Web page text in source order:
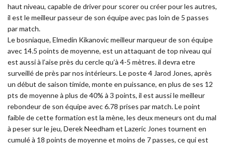
haut niveau, capable de driver pour scorer ou créer pour les autres,
il est le meilleur passeur de son équipe avec pas loin de 5 passes
par match.
Le bosniaque, Elmedin Kikanovic meilleur marqueur de son équipe
avec 14.5 points de moyenne, est un attaquant de top niveau qui
est aussi à l’aise près du cercle qu’à 4-5 mètres. il devra etre
surveillé de près par nos intérieurs. Le poste 4 Jarod Jones, après
un début de saison timide, monte en puissance, en plus de ses 12
pts de moyenne à plus de 40% à 3 points, il est aussi le meilleur
rebondeur de son équipe avec 6.78 prises par match. Le point
faible de cette formation est la mène, les deux meneurs ont du mal
à peser sur le jeu, Derek Needham et Lazeric Jones tournent en
cumulé à 18 points de moyenne et moins de 7 passes, ce qui est